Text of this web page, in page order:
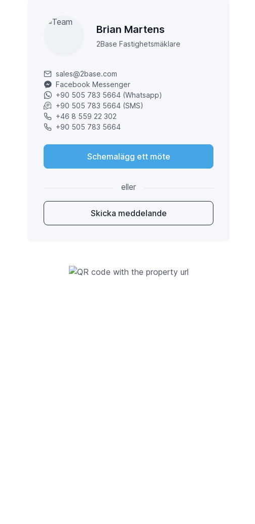
Brian Martens
2Base Fastighetsmäklare
sales@2base.com
Facebook Messenger
+90 505 783 5664 (Whatsapp)
+90 505 783 5664 (SMS)
+46 8 559 22 302
+90 505 783 5664
Schemalägg ett möte
eller
Skicka meddelande